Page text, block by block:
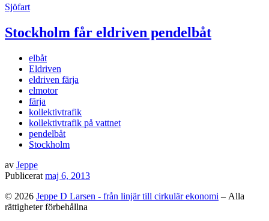
Sjöfart
Stockholm får eldriven pendelbåt
elbåt
Eldriven
eldriven färja
elmotor
färja
kollektivtrafik
kollektivtrafik på vattnet
pendelbåt
Stockholm
av Jeppe
Publicerat maj 6, 2013
© 2026 Jeppe D Larsen - från linjär till cirkulär ekonomi – Alla
rättigheter förbehållna